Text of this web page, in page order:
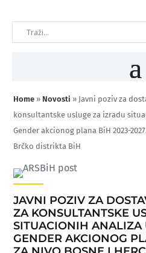
Home » Novosti » Javni poziv za
konsultantske usluge za izradu
Gender akcionog plana BiH 2023-
Brčko distrikta BiH
JAVNI POZIV ZA
ZA KONSULTANTSKE
SITUACIONIH
GENDER AKCIONOG